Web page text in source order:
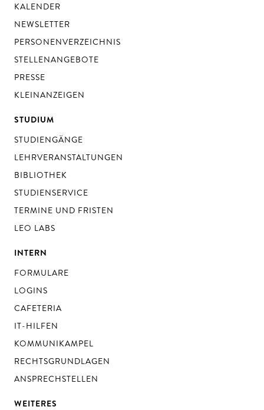
KALENDER
NEWSLETTER
PERSONENVERZEICHNIS
STELLENANGEBOTE
PRESSE
KLEINANZEIGEN
STUDIUM
STUDIENGÄNGE
LEHRVERANSTALTUNGEN
BIBLIOTHEK
STUDIENSERVICE
TERMINE UND FRISTEN
LEO LABS
INTERN
FORMULARE
LOGINS
CAFETERIA
IT-HILFEN
KOMMUNIKAMPEL
RECHTSGRUNDLAGEN
ANSPRECHSTELLEN
WEITERES